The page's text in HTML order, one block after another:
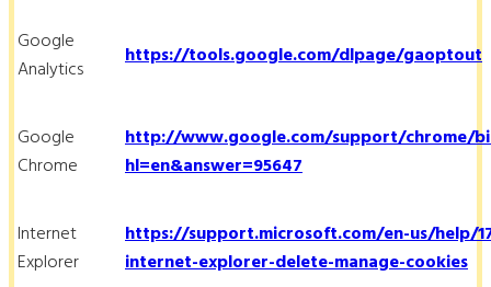
Google
Analytics
https://tools.google.com/dlpage/gaoptout
Google
Chrome
http://www.google.com/support/chrome/
hl=en&answer=95647
Internet
Explorer
https://support.microsoft.com/en-us/help/
internet-explorer-delete-manage-cookies